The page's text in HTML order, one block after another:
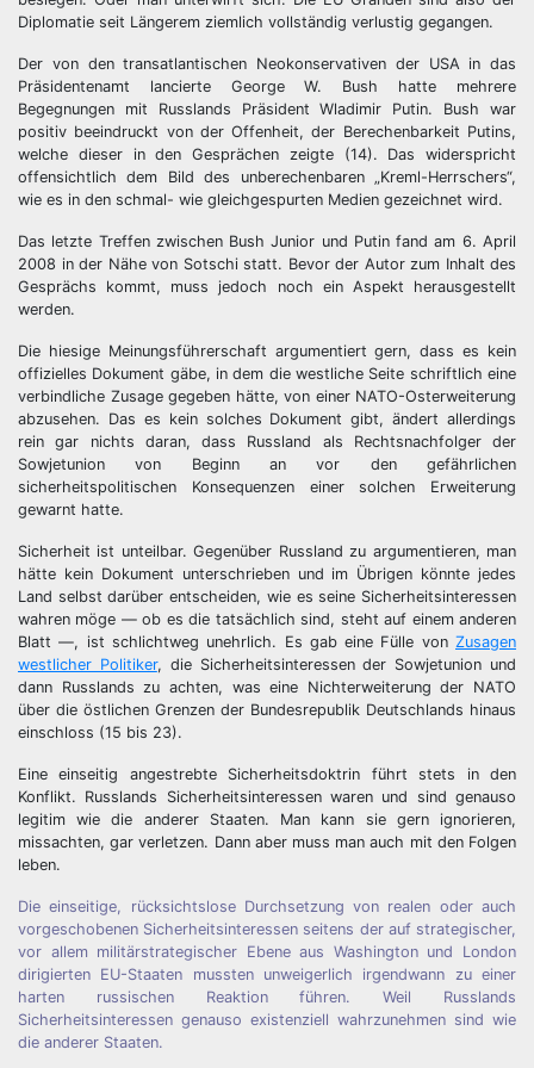
Diplomatie seit Längerem ziemlich vollständig verlustig gegangen.
Der von den transatlantischen Neokonservativen der USA in das
Präsidentenamt lancierte George W. Bush hatte mehrere
Begegnungen mit Russlands Präsident Wladimir Putin. Bush war
positiv beeindruckt von der Offenheit, der Berechenbarkeit Putins,
welche dieser in den Gesprächen zeigte (14). Das widerspricht
offensichtlich dem Bild des unberechenbaren „Kreml-Herrschers“,
wie es in den schmal- wie gleichgespurten Medien gezeichnet wird.
Das letzte Treffen zwischen Bush Junior und Putin fand am 6. April
2008 in der Nähe von Sotschi statt. Bevor der Autor zum Inhalt des
Gesprächs kommt, muss jedoch noch ein Aspekt herausgestellt
werden.
Die hiesige Meinungsführerschaft argumentiert gern, dass es kein
offizielles Dokument gäbe, in dem die westliche Seite schriftlich eine
verbindliche Zusage gegeben hätte, von einer NATO-Osterweiterung
abzusehen. Das es kein solches Dokument gibt, ändert allerdings
rein gar nichts daran, dass Russland als Rechtsnachfolger der
Sowjetunion von Beginn an vor den gefährlichen
sicherheitspolitischen Konsequenzen einer solchen Erweiterung
gewarnt hatte.
Sicherheit ist unteilbar. Gegenüber Russland zu argumentieren, man
hätte kein Dokument unterschrieben und im Übrigen könnte jedes
Land selbst darüber entscheiden, wie es seine Sicherheitsinteressen
wahren möge — ob es die tatsächlich sind, steht auf einem anderen
Blatt —, ist schlichtweg unehrlich. Es gab eine Fülle von Zusagen
westlicher Politiker, die Sicherheitsinteressen der Sowjetunion und
dann Russlands zu achten, was eine Nichterweiterung der NATO
über die östlichen Grenzen der Bundesrepublik Deutschlands hinaus
einschloss (15 bis 23).
Eine einseitig angestrebte Sicherheitsdoktrin führt stets in den
Konflikt. Russlands Sicherheitsinteressen waren und sind genauso
legitim wie die anderer Staaten. Man kann sie gern ignorieren,
missachten, gar verletzen. Dann aber muss man auch mit den Folgen
leben.
Die einseitige, rücksichtslose Durchsetzung von realen oder auch
vorgeschobenen Sicherheitsinteressen seitens der auf strategischer,
vor allem militärstrategischer Ebene aus Washington und London
dirigierten EU-Staaten mussten unweigerlich irgendwann zu einer
harten russischen Reaktion führen. Weil Russlands
Sicherheitsinteressen genauso existenziell wahrzunehmen sind wie
die anderer Staaten.